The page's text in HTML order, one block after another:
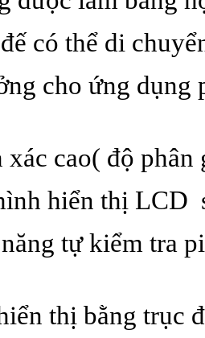
thể di chuyển
ứng dụng
cao( độ phân
hiển thị LCD
tự kiểm tra
thị bằng trục